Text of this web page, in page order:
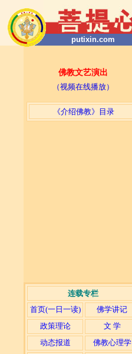
putixin.com
佛教文艺演出
（视频在线播放）
连载专栏
首页(一日一读)
佛学讲记
政策理论
文 学
动态报道
佛教心理学
《介绍佛教》目录